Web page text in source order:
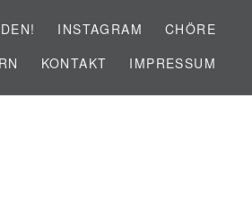
INSTAGRAM
CHÖRE
KONTAKT IMPRESSUM